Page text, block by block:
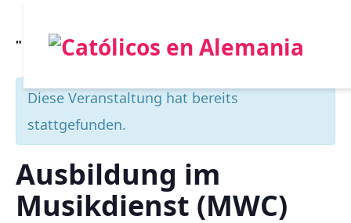
" Alle Veranstaltungen
Diese Veranstaltung hat bereits
stattgefunden.
Ausbildung im
Musikdienst (MWC)